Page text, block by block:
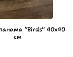
“Birds” 40х40
см